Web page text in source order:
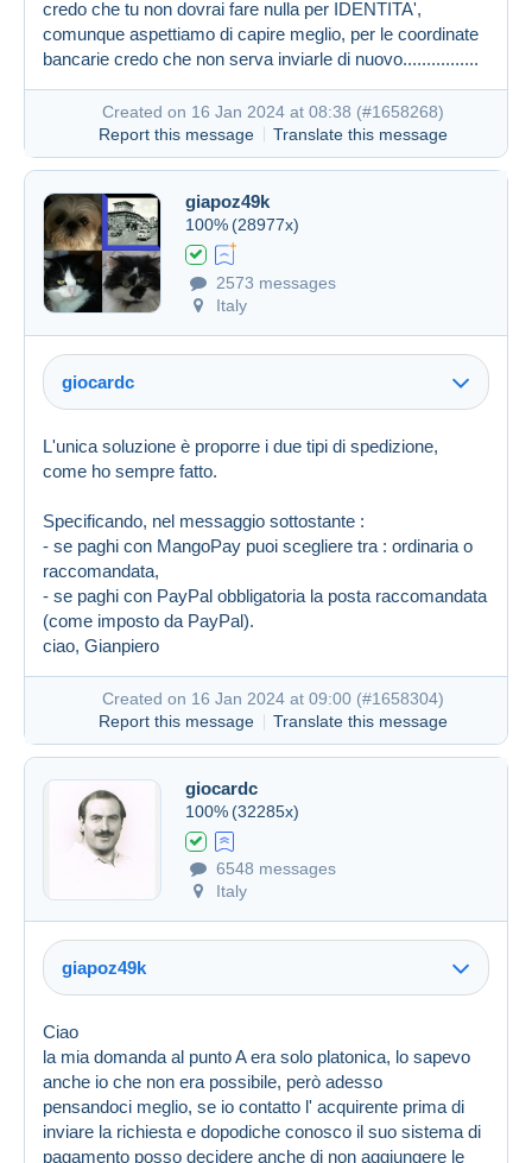
Created on 16 Jan 2024 at 07:25
credo che tu non dovrai fare nulla per IDENTITA',
comunque aspettiamo di capire meglio, per le coordinate
bancarie credo che non serva inviarle di nuovo................
Created on 16 Jan 2024 at 08:38 (#1658268)
Report this message
Translate this message
giapoz49k
100% (28977x)
2573 messages
Italy
giocardc
Created on 16 Jan 2024 at 08:35
L'unica soluzione è proporre i due tipi di spedizione,
come ho sempre fatto.
Specificando, nel messaggio sottostante :
- se paghi con MangoPay puoi scegliere tra : ordinaria o
raccomandata,
- se paghi con PayPal obbligatoria la posta raccomandata
(come imposto da PayPal).
ciao, Gianpiero
Created on 16 Jan 2024 at 09:00 (#1658304)
Report this message
Translate this message
giocardc
100% (32285x)
6548 messages
Italy
giapoz49k
Ciao
la mia domanda al punto A era solo platonica, lo sapevo
anche io che non era possibile, però adesso
pensandoci meglio, se io contatto l' acquirente prima di
inviare la richiesta e dopodiche conosco il suo sistema di
pagamento posso decidere anche di non aggiungere le